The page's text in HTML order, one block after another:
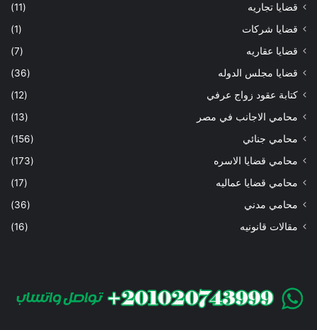
قضايا تجاريه
(11)
قضايا شركات
(1)
قضايا عقاريه
(7)
قضايا مجلس الدوله
(36)
كتابة عقود زواج عرفي
(12)
محامي الاجانب في مصر
(13)
محامي جنائي
(156)
محامي قضايا الاسره
(173)
محامي قضايا عماليه
(17)
محامي مدني
(36)
مقالات قانونيه
(16)